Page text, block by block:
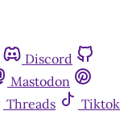
Discord
Mastodon
Threads
Tiktok